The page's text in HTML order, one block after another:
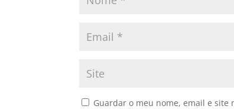
Guardar o meu nome, email e site